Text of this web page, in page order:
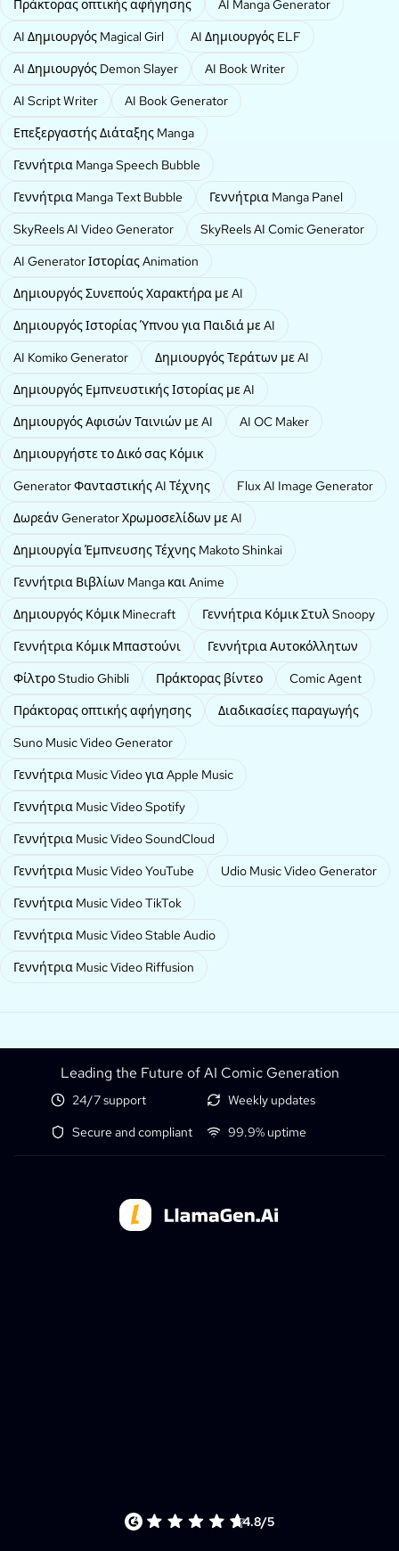
Πράκτορας οπτικής αφήγησης
AI Manga Generator
AI Δημιουργός Magical Girl
AI Δημιουργός ELF
AI Δημιουργός Demon Slayer
AI Book Writer
AI Script Writer
AI Book Generator
Επεξεργαστής Διάταξης Manga
Γεννήτρια Manga Speech Bubble
Γεννήτρια Manga Text Bubble
Γεννήτρια Manga Panel
SkyReels AI Video Generator
SkyReels AI Comic Generator
AI Generator Ιστορίας Animation
Δημιουργός Συνεπούς Χαρακτήρα με AI
Δημιουργός Ιστορίας Ύπνου για Παιδιά με AI
AI Komiko Generator
Δημιουργός Τεράτων με AI
Δημιουργός Εμπνευστικής Ιστορίας με AI
Δημιουργός Αφισών Ταινιών με AI
AI OC Maker
Δημιουργήστε το Δικό σας Κόμικ
Generator Φανταστικής AI Τέχνης
Flux AI Image Generator
Δωρεάν Generator Χρωμοσελίδων με AI
Δημιουργία Έμπνευσης Τέχνης Makoto Shinkai
Γεννήτρια Βιβλίων Manga και Anime
Δημιουργός Κόμικ Minecraft
Γεννήτρια Κόμικ Στυλ Snoopy
Γεννήτρια Κόμικ Μπαστούνι
Γεννήτρια Αυτοκόλλητων
Φίλτρο Studio Ghibli
Πράκτορας βίντεο
Comic Agent
Πράκτορας οπτικής αφήγησης
Διαδικασίες παραγωγής
Suno Music Video Generator
Γεννήτρια Music Video για Apple Music
Γεννήτρια Music Video Spotify
Γεννήτρια Music Video SoundCloud
Γεννήτρια Music Video YouTube
Udio Music Video Generator
Γεννήτρια Music Video TikTok
Γεννήτρια Music Video Stable Audio
Γεννήτρια Music Video Riffusion
Leading the Future of AI Comic Generation
24/7 support
Weekly updates
Secure and compliant
99.9% uptime
4.8/5